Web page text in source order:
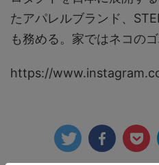
たアパレルブランド、
も務める。家ではネコの
https://